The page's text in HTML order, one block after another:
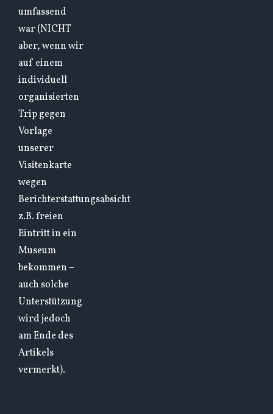
umfassend
war (NICHT
aber, wenn wir
auf einem
individuell
organisierten
Trip gegen
Vorlage
unserer
Visitenkarte
wegen
Berichterstattungsabsicht
z.B. freien
Eintritt in ein
Museum
bekommen –
auch solche
Unterstützung
wird jedoch
am Ende des
Artikels
vermerkt).